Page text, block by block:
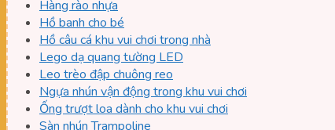
Hàng rào nhựa
Hồ banh cho bé
Hồ câu cá khu vui chơi trong nhà
Lego dạ quang tường LED
Leo trèo đập chuông reo
Ngựa nhún vận động trong khu vui chơi
Ống trượt loa dành cho khu vui chơi
Sàn nhún Trampoline